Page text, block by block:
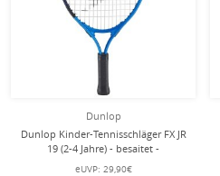
Dunlop
Dunlop Kinder-Tennisschläger FX JR
19 (2-4 Jahre) - besaitet -
eUVP: 29,90€